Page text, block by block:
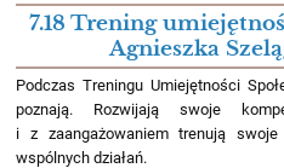
7.18 Trening
Agnieszka
Podczas Treningu Umiejętności
poznają. Rozwijają swoje
i z zaangażowaniem trenują swoje
wspólnych działań.